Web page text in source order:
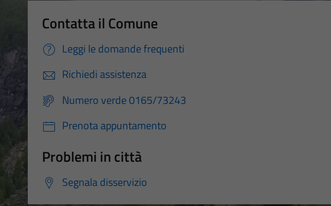
Contatta il Comune
Leggi le domande frequenti
Richiedi assistenza
Numero verde 0165/73243
Prenota appuntamento
Problemi in città
Segnala disservizio